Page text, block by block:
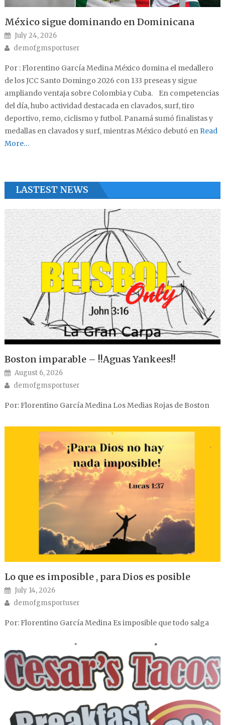
México sigue dominando en Dominicana
Posted on
July 24, 2026
Author
demofgmsportuser
Por : Florentino García Medina México domina el medallero
de los JCC Santo Domingo 2026 con 133 preseas y sigue
ampliando ventaja sobre Colombia y Cuba. En competencias
del día, hubo actividad destacada en clavados, surf, tiro
deportivo, remo, ciclismo y futbol. Panamá sumó finalistas y
medallas en clavados y surf, mientras México debutó enRead
More…
LASTEST NEWS
Boston imparable – !!Aguas Yankees!!
Posted on
August 6, 2026
Author
demofgmsportuser
Por: Florentino García Medina Los Medias Rojas de Boston
Lo que es imposible , para Dios es posible
Posted on
July 14, 2026
Author
demofgmsportuser
Por: Florentino García Medina Es imposible que todo salga